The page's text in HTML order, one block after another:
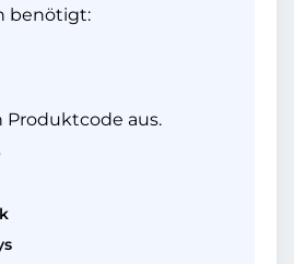
benötigt:
Produktcode aus.